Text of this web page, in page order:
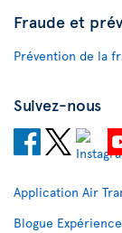
Fraude et
Prévention de la
Suivez-nous
Application Air
Blogue